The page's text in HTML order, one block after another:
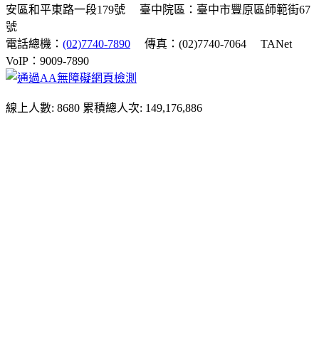
安區和平東路一段179號
臺中院區：臺中市豐原區師範街67
號
電話總機： (02)7740-7890 傳真：(02)7740-7064
TANet
VoIP：9009-7890
線上人數: 8680 累積總人次: 149,176,886